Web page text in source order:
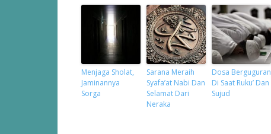
Menjaga Sholat,
Jaminannya
Sorga
Sarana Meraih
Syafa’at Nabi Dan
Selamat Dari
Neraka
Dosa Berguguran
Di Saat Ruku’ Dan
Sujud